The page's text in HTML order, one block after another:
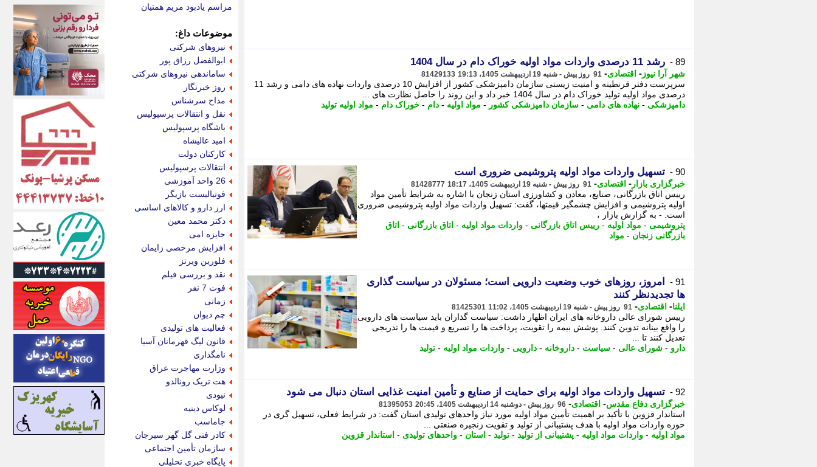
89 - رشد 11 درصدی واردات مواد اولیه خوراک دام در سال 1404
شهر آرا نیوز - اقتصادی- 91 روز پیش - شنبه 19 اردیبهشت 1405، 19:13 81429133
سرپرست دفتر قرنطینه و امنیت زیستی سازمان دامپزشکی کشور از افزایش 10 درصدی واردات نهاده های دامی و رشد 11
درصدی مواد اولیه تولید خوراک دام در سال 1404 خبر داد و این روند را حاصل نظارت های ...
دامپزشکی - نهاده های دامی - سازمان دامپزشکی کشور - مواد اولیه - دام - خوراک دام - مواد اولیه تولید
90 - تسهیل واردات مواد اولیه پتروشیمی ضروری است
خبرگزاری بازار - اقتصادی- 91 روز پیش - شنبه 19 اردیبهشت 1405، 18:17 81428777
رییس اتاق بازرگانی، صنایع، معادن و کشاورزی استان زنجان با اشاره به شرایط تأمین مواد
اولیه پتروشیمی و افزایش چشمگیر قیمتها، گفت: تسهیل واردات مواد اولیه پتروشیمی ضروری
است. - به گزارش بازار ،
پتروشیمی - مواد اولیه - رییس اتاق بازرگانی - واردات مواد اولیه - اتاق بازرگانی - اتاق
بازرگانی زنجان - مواد
91 -
امروز، روزهای خوب وضعیت دارویی است؛ مسئولان در سیاست گذاری
ها تجدیدنظر کنند
ایلنا- اقتصادی- 91 روز پیش - شنبه 19 اردیبهشت 1405، 11:02 81425301
رییس شورای عالی داروخانه های ایران اظهار داشت: سیاست گذاران باید سیاست های دارویی
را واقع بینانه تدوین کنند. پوشش بیمه را تقویت، پرداخت ها را تسریع و قیمت ها را تدریجی
تعدیل کنند تا ...
دارو - شورای عالی - سیاست - داروخانه - دارویی - واردات مواد اولیه - تولید
92 - تسهیل واردات مواد اولیه برای حمایت از صنایع و تأمین امنیت غذایی استان دنبال می شود
خبرگزاری دفاع مقدس- اقتصادی- 96 روز پیش - دوشنبه 14 اردیبهشت 1405، 20:45 81395053
استاندار قزوین با تأکید بر اهمیت تأمین مواد اولیه مورد نیاز واحدهای تولیدی استان گفت: در شرایط فعلی، تسهیل گری در
حوزه واردات مواد اولیه با هدف پشتیبانی از تولید و تقویت زنجیره صنعتی ...
مواد اولیه - واردات مواد اولیه - پشتیبانی از تولید - تولید - استان - واحدهای تولیدی - استاندار قزوین
مراسم یادبود مریم همتیان
موضوعات داغ:
نیروهای شرکتی
ابوالفضل رزاق پور
ساماندهی نیروهای شرکتی
روز خبرنگار
مداح سرشناس
نقل و انتقالات پرسپولیس
باشگاه پرسپولیس
امید عالیشاه
کارکنان دولت
انتقالات پرسپولیس
26 واحد آموزشی
فوتبالیست بازیگر
ارز دارو و کالاهای اساسی
دکتر محمد معین
جایزه امی
افزایش مرخصی زایمان
فلورین ویرتز
نقد و بررسی فیلم
فوت 7 نفر
زمانی
چم دیوان
فعالیت های تولیدی
قانون لیگ قهرمانان آسیا
نامگذاری
وزارت مهاجرت عراق
هت تریک رونالدو
نیودی
لوکاس دینیه
جاماسب
کادر فنی گل گهر سیرجان
سازمان تأمین اجتماعی
پایگاه خبری تحلیلی
اکوفارس
اکونگار
اکونیوز
الف
انتشار آنلاین
اندیشه قرن
اندیشه معاصر
اندیشه ها
انرژی پرس
ای استخدام
ایتنا
ایراف
ایران آرت
ایران آنلاین
ایران زندگی
ایران فوری
ایرانی روز
ایرانیتال
ایرنا
ایسکانیوز
ایسنا
ایکنا
ایلنا
اینتیتر
ایونا نیوز
بازتاب آنلاین
باشگاه خبرنگاران
باغستان نیوز
بامبوک
ببین و بخون
بدینسان
بنکر